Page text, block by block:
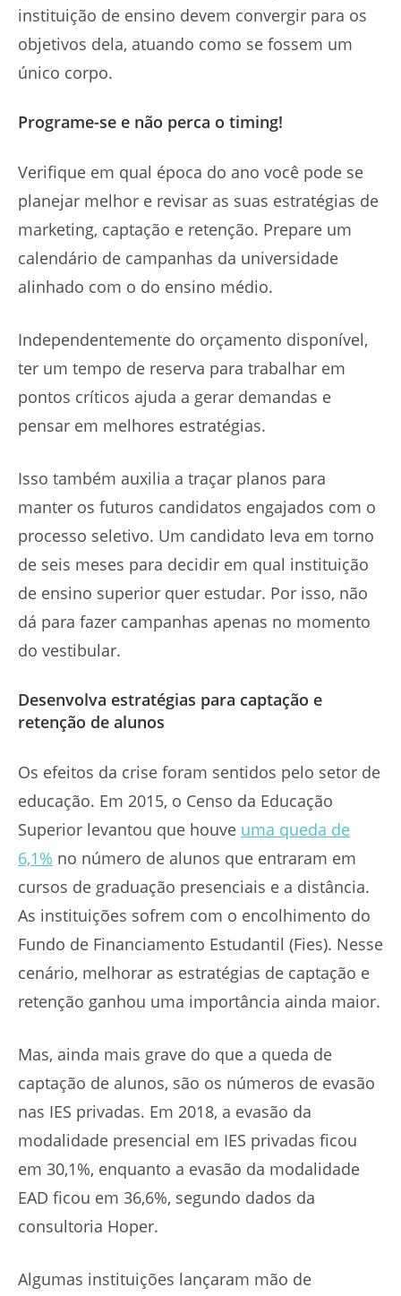
instituição de ensino devem convergir para os
objetivos dela, atuando como se fossem um
único corpo.
Programe-se e não perca o timing!
Verifique em qual época do ano você pode se
planejar melhor e revisar as suas estratégias de
marketing, captação e retenção. Prepare um
calendário de campanhas da universidade
alinhado com o do ensino médio.
Independentemente do orçamento disponível,
ter um tempo de reserva para trabalhar em
pontos críticos ajuda a gerar demandas e
pensar em melhores estratégias.
Isso também auxilia a traçar planos para
manter os futuros candidatos engajados com o
processo seletivo. Um candidato leva em torno
de seis meses para decidir em qual instituição
de ensino superior quer estudar. Por isso, não
dá para fazer campanhas apenas no momento
do vestibular.
Desenvolva estratégias para captação e
retenção de alunos
Os efeitos da crise foram sentidos pelo setor de
educação. Em 2015, o Censo da Educação
Superior levantou que houve uma queda de
6,1% no número de alunos que entraram em
cursos de graduação presenciais e a distância.
As instituições sofrem com o encolhimento do
Fundo de Financiamento Estudantil (Fies). Nesse
cenário, melhorar as estratégias de captação e
retenção ganhou uma importância ainda maior.
Mas, ainda mais grave do que a queda de
captação de alunos, são os números de evasão
nas IES privadas. Em 2018, a evasão da
modalidade presencial em IES privadas ficou
em 30,1%, enquanto a evasão da modalidade
EAD ficou em 36,6%, segundo dados da
consultoria Hoper.
Algumas instituições lançaram mão de